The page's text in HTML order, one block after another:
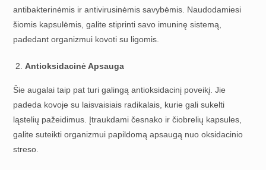
antibakterinėmis ir antivirusinėmis savybėmis. Naudodamiesi
šiomis kapsulėmis, galite stiprinti savo imuninę sistemą,
padedant organizmui kovoti su ligomis.
Antioksidacinė Apsauga
Šie augalai taip pat turi galingą antioksidacinį poveikį. Jie
padeda kovoje su laisvaisiais radikalais, kurie gali sukelti
ląstelių pažeidimus. Įtraukdami česnako ir čiobrelių kapsules,
galite suteikti organizmui papildomą apsaugą nuo oksidacinio
streso.